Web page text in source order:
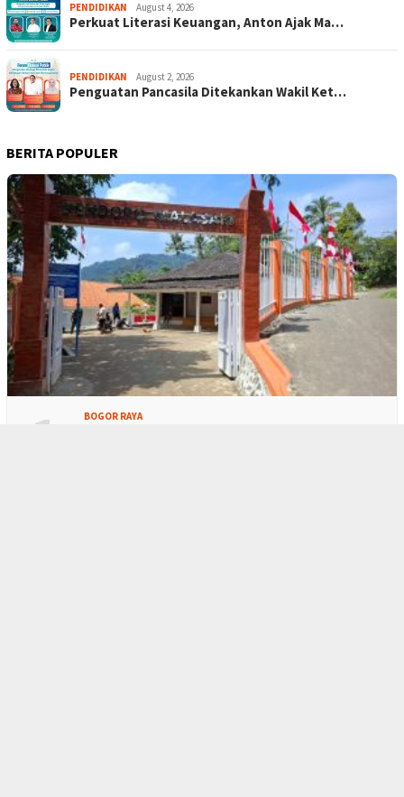
PENDIDIKAN August 4, 2026
Perkuat Literasi Keuangan, Anton Ajak Ma…
PENDIDIKAN August 2, 2026
Penguatan Pancasila Ditekankan Wakil Ket…
BERITA POPULER
1 BOGOR RAYA